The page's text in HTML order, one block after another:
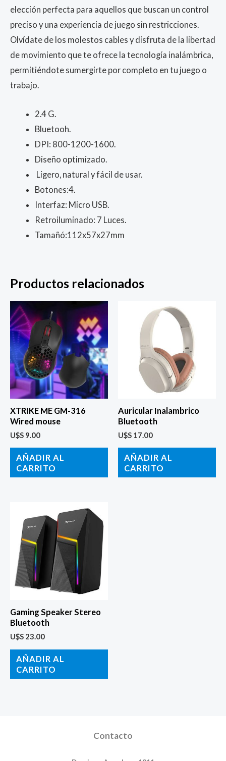
elección perfecta para aquellos que buscan un control
preciso y una experiencia de juego sin restricciones.
Olvídate de los molestos cables y disfruta de la libertad
de movimiento que te ofrece la tecnología inalámbrica,
permitiéndote sumergirte por completo en tu juego o
trabajo.
2.4 G.
Bluetooh.
DPI: 800-1200-1600.
Diseño optimizado.
Ligero, natural y fácil de usar.
Botones:4.
Interfaz: Micro USB.
Retroiluminado: 7 Luces.
Tamañó:112x57x27mm
Productos relacionados
XTRIKE ME GM-316
Wired mouse
U$S 9.00
AÑADIR AL
CARRITO
Auricular Inalambrico
Bluetooth
U$S 17.00
AÑADIR AL
CARRITO
Gaming Speaker Stereo
Bluetooth
U$S 23.00
AÑADIR AL
CARRITO
Contacto